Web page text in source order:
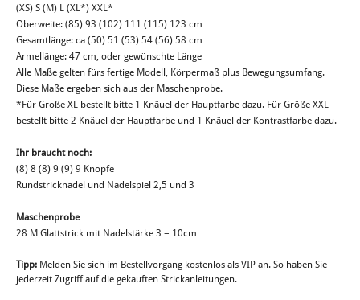
(XS) S (M) L (XL*) XXL*
Oberweite: (85) 93 (102) 111 (115) 123 cm
Gesamtlänge: ca (50) 51 (53) 54 (56) 58 cm
Ärmellänge: 47 cm, oder gewünschte Länge
Alle Maße gelten fürs fertige Modell, Körpermaß plus Bewegungsumfang.
Diese Maße ergeben sich aus der Maschenprobe.
*Für Große XL bestellt bitte 1 Knäuel der Hauptfarbe dazu. Für Größe XXL
bestellt bitte 2 Knäuel der Hauptfarbe und 1 Knäuel der Kontrastfarbe dazu.
Ihr braucht noch:
(8) 8 (8) 9 (9) 9 Knöpfe
Rundstricknadel und Nadelspiel 2,5 und 3
Maschenprobe
28 M Glattstrick mit Nadelstärke 3 = 10cm
Tipp: Melden Sie sich im Bestellvorgang kostenlos als VIP an. So haben Sie
jederzeit Zugriff auf die gekauften Strickanleitungen.